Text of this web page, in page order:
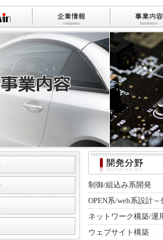
制御/組込み系開発
OPEN系/web系設計～
ネットワーク構築/運
ウェブサイト構築